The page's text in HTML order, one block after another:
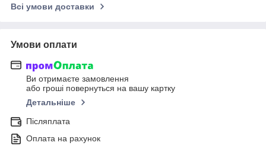
Всі умови доставки
Умови оплати
Ви отримаєте замовлення
або гроші повернуться на вашу картку
Детальніше
Післяплата
Оплата на рахунок